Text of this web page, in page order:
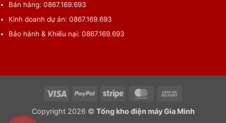
Bán hàng: 0867.169.693
Kinh doanh dự án: 0867.169.693
Bảo hành & Khiếu nại: 0867.169.693
Visa PayPal Stripe MasterCard
Delivery
Copyright 2026 © Tổng kho điện máy Gia Minh